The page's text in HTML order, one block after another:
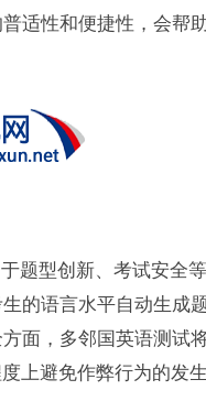
适性和便捷性，会帮
题型创新、考试安全等
的语言水平自动生成
面，多邻国英语测试
上避免作弊行为的发生